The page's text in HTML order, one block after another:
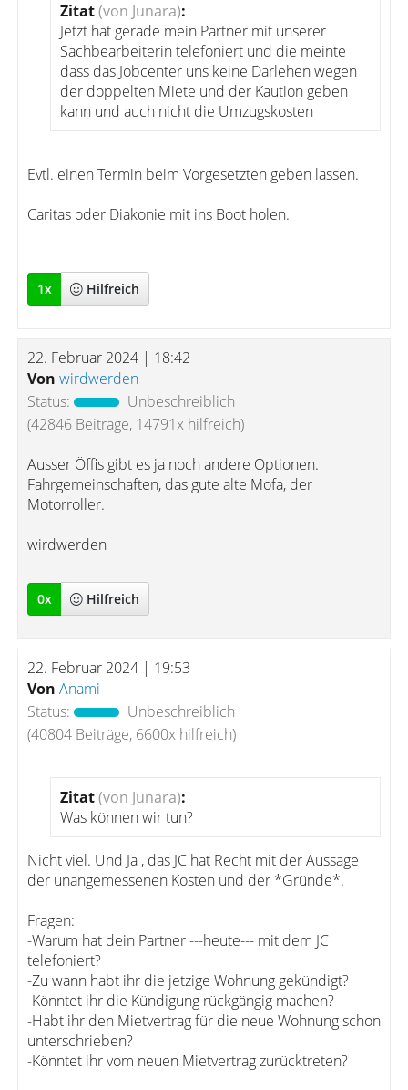
Zitat(von Junara):
Jetzt hat gerade mein Partner mit unserer
Sachbearbeiterin telefoniert und die meinte
dass das Jobcenter uns keine Darlehen wegen
der doppelten Miete und der Kaution geben
kann und auch nicht die Umzugskosten
Evtl. einen Termin beim Vorgesetzten geben lassen.
Caritas oder Diakonie mit ins Boot holen.
1x Hilfreich
22. Februar 2024 | 18:42
Von wirdwerden
Status:
Unbeschreiblich
(42846 Beiträge, 14791x hilfreich)
Ausser Öffis gibt es ja noch andere Optionen.
Fahrgemeinschaften, das gute alte Mofa, der
Motorroller.
wirdwerden
0x Hilfreich
22. Februar 2024 | 19:53
Von Anami
Status:
Unbeschreiblich
(40804 Beiträge, 6600x hilfreich)
Zitat(von Junara):
Was können wir tun?
Nicht viel. Und Ja , das JC hat Recht mit der Aussage
der unangemessenen Kosten und der *Gründe*.
Fragen:
-Warum hat dein Partner ---heute--- mit dem JC
telefoniert?
-Zu wann habt ihr die jetzige Wohnung gekündigt?
-Könntet ihr die Kündigung rückgängig machen?
-Habt ihr den Mietvertrag für die neue Wohnung schon
unterschrieben?
-Könntet ihr vom neuen Mietvertrag zurücktreten?